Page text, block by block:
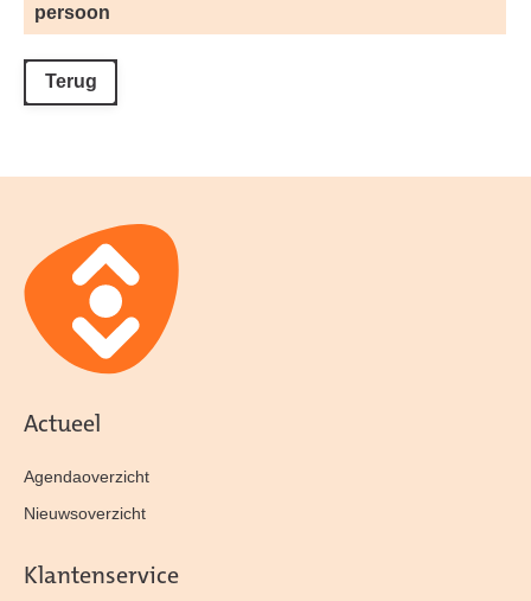
persoon
Terug
Actueel
Agendaoverzicht
Nieuwsoverzicht
Klantenservice